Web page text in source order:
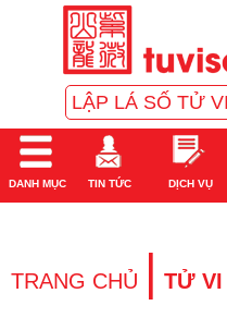
LẬP LÁ SỐ TỬ VI
DANH MỤC TIN TỨC DỊCH VỤ
TRANG CHỦ | TỬ VI